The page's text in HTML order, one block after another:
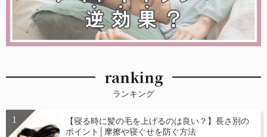
ranking
ランキング
【寝る時に髪の毛を上げるのは良い？】長さ別の
ポイント│摩擦や寝ぐせを防ぐ方法